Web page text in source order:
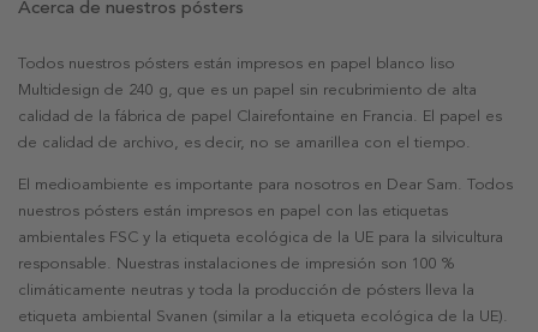
Acerca de nuestros pósters
Todos nuestros pósters están impresos en papel blanco liso
Multidesign de 240 g, que es un papel sin recubrimiento de alta
calidad de la fábrica de papel Clairefontaine en Francia. El papel es
de calidad de archivo, es decir, no se amarillea con el tiempo.
El medioambiente es importante para nosotros en Dear Sam. Todos
nuestros pósters están impresos en papel con las etiquetas
ambientales FSC y la etiqueta ecológica de la UE para la silvicultura
responsable. Nuestras instalaciones de impresión son 100 %
climáticamente neutras y toda la producción de pósters lleva la
etiqueta ambiental Svanen (similar a la etiqueta ecológica de la UE).